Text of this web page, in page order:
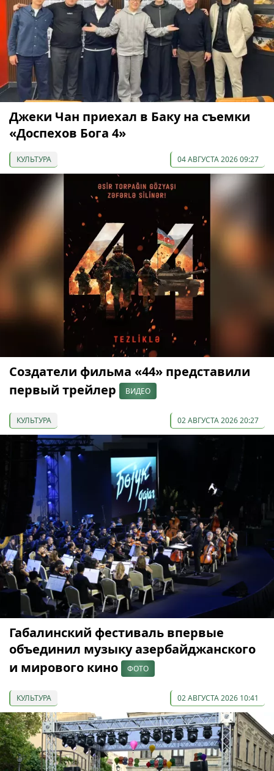
Джеки Чан приехал в Баку на съемки
«Доспехов Бога 4»
КУЛЬТУРА 04 АВГУСТА 2026 09:27
Создатели фильма «44» представили
первый трейлер
ВИДЕО
КУЛЬТУРА 02 АВГУСТА 2026 20:27
Габалинский фестиваль впервые
объединил музыку азербайджанского
и мирового кино
ФОТО
КУЛЬТУРА 02 АВГУСТА 2026 10:41